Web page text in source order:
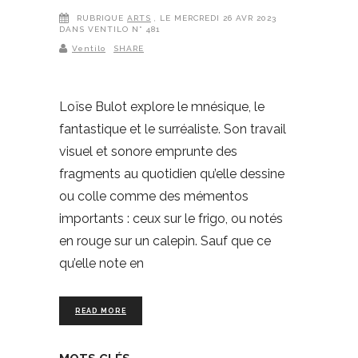
RUBRIQUE ARTS
, LE MERCREDI 26 AVR 2023
DANS VENTILO N° 481
Ventilo SHARE
Loïse Bulot explore le mnésique, le
fantastique et le surréaliste. Son travail
visuel et sonore emprunte des
fragments au quotidien qu’elle dessine
ou colle comme des mémentos
importants : ceux sur le frigo, ou notés
en rouge sur un calepin. Sauf que ce
qu’elle note en
READ MORE